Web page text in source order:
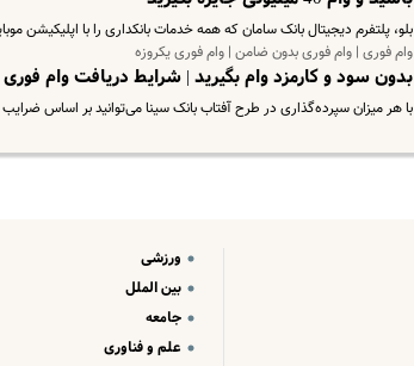
بلو، پلتفرم دیجیتال بانک سامان که همه‌ خدمات بانکداری را با اپلیکیشن
وام فوری | وام فوری بدون ضامن | وام فوری یکروزه
بدون سود و کارمزد وام بگیرید | شرایط دریافت وام فوری ۳۰۰ میلیونی
با هر میزان سپرده‌گذاری در طرح آفتاب بانک سینا می‌توانید بر اساس
ورزشی
بین الملل
جامعه
علم و فناوری